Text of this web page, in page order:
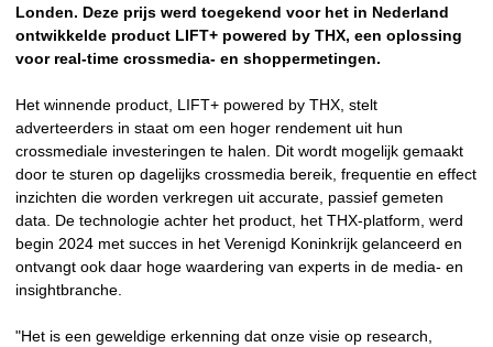
Londen. Deze prijs werd toegekend voor het in Nederland
ontwikkelde product LIFT+ powered by THX, een oplossing
voor real-time crossmedia- en shoppermetingen.
Het winnende product, LIFT+ powered by THX, stelt
adverteerders in staat om een hoger rendement uit hun
crossmediale investeringen te halen. Dit wordt mogelijk gemaakt
door te sturen op dagelijks crossmedia bereik, frequentie en effect
inzichten die worden verkregen uit accurate, passief gemeten
data. De technologie achter het product, het THX-platform, werd
begin 2024 met succes in het Verenigd Koninkrijk gelanceerd en
ontvangt ook daar hoge waardering van experts in de media- en
insightbranche.
"Het is een geweldige erkenning dat onze visie op research,